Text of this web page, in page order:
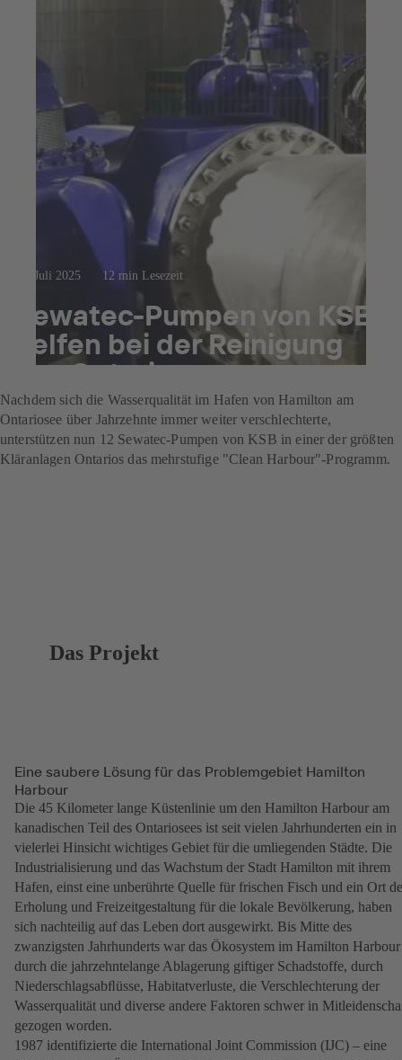
23. Juli 2025 12 min Lesezeit
Sewatec-Pumpen von KSB
helfen bei der Reinigung
des Ontariosees
Nachdem sich die Wasserqualität im Hafen von Hamilton am
Ontariosee über Jahrzehnte immer weiter verschlechterte,
unterstützen nun 12 Sewatec-Pumpen von KSB in einer der größten
Kläranlagen Ontarios das mehrstufige "Clean Harbour"-Programm.
Das Projekt
Eine saubere Lösung für das Problemgebiet Hamilton
Harbour
Die 45 Kilometer lange Küstenlinie um den Hamilton Harbour am
kanadischen Teil des Ontariosees ist seit vielen Jahrhunderten ein in
vielerlei Hinsicht wichtiges Gebiet für die umliegenden Städte. Die
Industrialisierung und das Wachstum der Stadt Hamilton mit ihrem
Hafen, einst eine unberührte Quelle für frischen Fisch und ein Ort
Erholung und Freizeitgestaltung für die lokale Bevölkerung, haben
sich nachteilig auf das Leben dort ausgewirkt. Bis Mitte des
zwanzigsten Jahrhunderts war das Ökosystem im Hamilton Harbour
durch die jahrzehntelange Ablagerung giftiger Schadstoffe, durch
Niederschlagsabﬂüsse, Habitatverluste, die Verschlechterung der
Wasserqualität und diverse andere Faktoren schwer in
gezogen worden.
1987 identifizierte die International Joint Commission (IJC) – eine